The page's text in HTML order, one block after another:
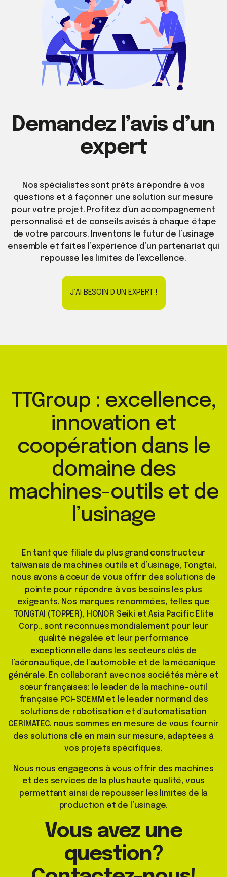
Demandez l’avis d’un
expert
Nos spécialistes sont prêts à répondre à vos
questions et à façonner une solution sur mesure
pour votre projet. Profitez d’un accompagnement
personnalisé et de conseils avisés à chaque étape
de votre parcours. Inventons le futur de l’usinage
ensemble et faites l’expérience d’un partenariat qui
repousse les limites de l’excellence.
J’AI BESOIN D’UN EXPERT !
TTGroup : excellence,
innovation et
coopération dans le
domaine des
machines-outils et de
l’usinage
En tant que filiale du plus grand constructeur
taïwanais de machines outils et d’usinage, Tongtai,
nous avons à cœur de vous offrir des solutions de
pointe pour répondre à vos besoins les plus
exigeants. Nos marques renommées, telles que
TONGTAI (TOPPER), HONOR Seiki et Asia Pacific Elite
Corp., sont reconnues mondialement pour leur
qualité inégalée et leur performance
exceptionnelle dans les secteurs clés de
l’aéronautique, de l’automobile et de la mécanique
générale. En collaborant avec nos sociétés mère et
sœur françaises: le leader de la machine-outil
française PCI-SCEMM et le leader normand des
solutions de robotisation et d’automatisation
CERIMATEC, nous sommes en mesure de vous fournir
des solutions clé en main sur mesure, adaptées à
vos projets spécifiques.
Nous nous engageons à vous offrir des machines
et des services de la plus haute qualité, vous
permettant ainsi de repousser les limites de la
production et de l’usinage.
Vous avez une
question?